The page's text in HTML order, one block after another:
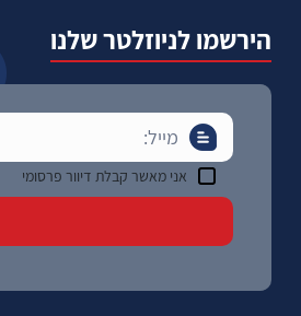
הירשמו לניוזלטר שלנו
אני מאשר קבלת דיוור פרסומי